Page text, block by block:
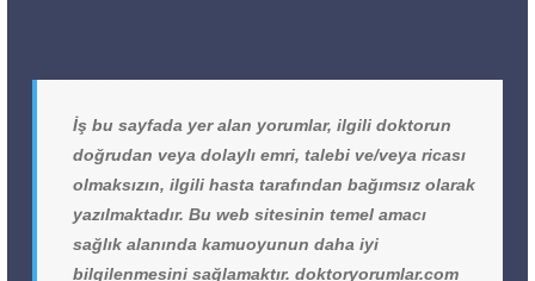
İş bu sayfada yer alan yorumlar, ilgili doktorun
doğrudan veya dolaylı emri, talebi ve/veya ricası
olmaksızın, ilgili hasta tarafından bağımsız olarak
yazılmaktadır. Bu web sitesinin temel amacı
sağlık alanında kamuoyunun daha iyi
bilgilenmesini sağlamaktır. doktoryorumlar.com